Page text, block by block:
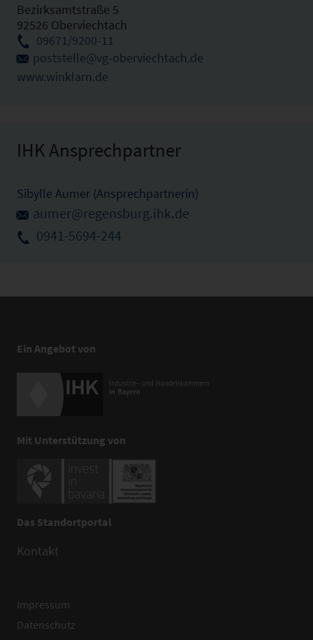
Bezirksamtstraße 5
92526 Oberviechtach
09671/9200-11
poststelle@vg-oberviechtach.de
www.winklarn.de
IHK Ansprechpartner
Sibylle Aumer (Ansprechpartnerin)
aumer@regensburg.ihk.de
0941-5694-244
Ein Angebot von
Mit Unterstützung von
Das Standortportal
Kontakt
Impressum
Datenschutz